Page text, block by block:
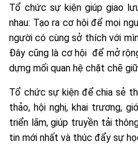
Tổ chức sự kiện giúp giao
nhau: Tạo ra cơ hội để mọi
người có cùng sở thích với
Đây cũng là cơ hội để mở
dựng mối quan hệ chặt chẽ
Tổ chức sự kiện để chia sẻ
thảo, hội nghị, khai trương,
triển lãm, giúp truyền tải
tin mới nhất và thúc đẩy sự